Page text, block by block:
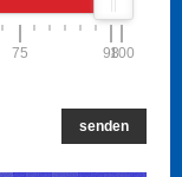
75 98100
senden